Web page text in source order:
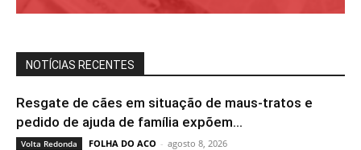
NOTÍCIAS RECENTES
Resgate de cães em situação de maus-tratos e
pedido de ajuda de família expõem...
Volta Redonda FOLHA DO ACO - agosto 8, 2026